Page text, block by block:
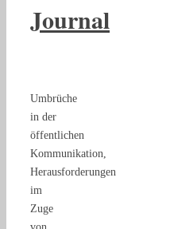
Journal
Umbrüche
in der
öffentlichen
Kommunikation,
Herausforderungen
im
Zuge